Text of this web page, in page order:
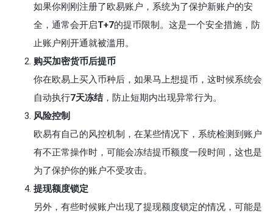
如果你刚刚注册了欧易账户，系统为了保护新账户的安
全，通常会开启T+7的提币限制。这是一个安全措施，防
止账户刚开通就被滥用。
购买加密货币后提币
你在欧易上买入币种后，如果马上想提币，这时候系统会
自动执行7天冻结，防止短期内出现异常行为。
风险控制
欧易有自己的风控机制，在某些情况下，系统检测到账户
有不正常操作时，可能会冻结提币额度一段时间，这也是
为了保护你的账户不受攻击。
提现额度锁定
另外，有些时候账户出现了提现额度锁定的情况，可能是